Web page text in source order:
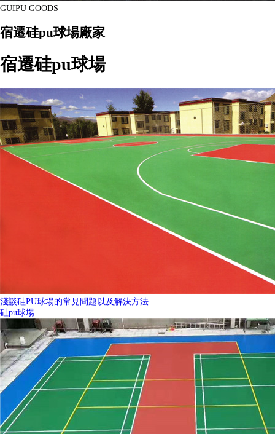
GUIPU GOODS
宿遷硅pu球場廠家
宿遷硅pu球場
淺談硅PU球場的常見問題以及解決方法
硅pu球場